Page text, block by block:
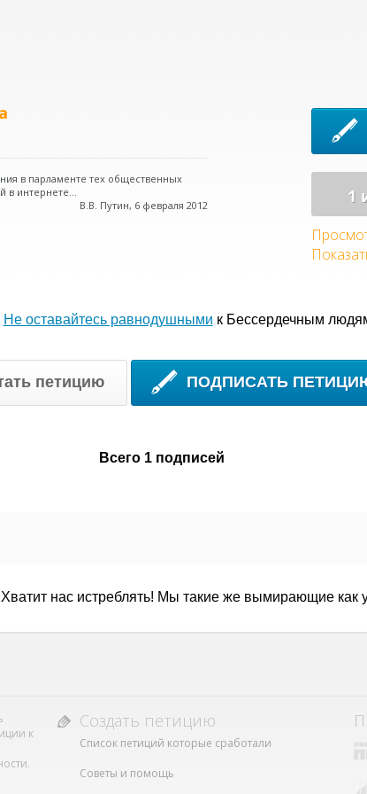
1
в парламенте тех общественных
в интернете...
В.В. Путин, 6 февраля 2012
Не оставайтесь равнодушными к Бессердечным
петицию ПОДПИСАТЬ
Всего 1 подписей
нас истреблять! Мы такие же вымирающие как
к
Создать петицию
Список петиций которые сработали
Советы и помощь